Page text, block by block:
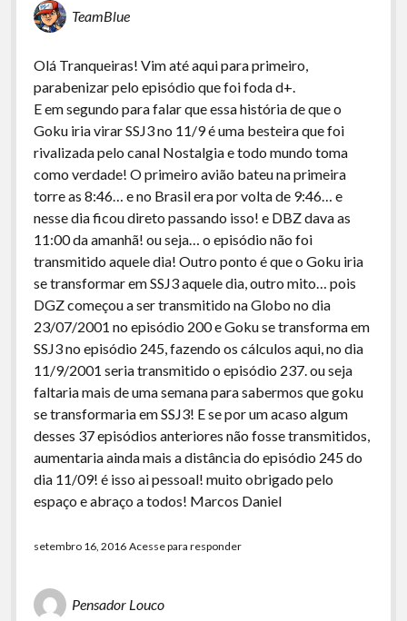
TeamBlue
Olá Tranqueiras! Vim até aqui para primeiro,
parabenizar pelo episódio que foi foda d+.
E em segundo para falar que essa história de que o
Goku iria virar SSJ3 no 11/9 é uma besteira que foi
rivalizada pelo canal Nostalgia e todo mundo toma
como verdade! O primeiro avião bateu na primeira
torre as 8:46… e no Brasil era por volta de 9:46… e
nesse dia ficou direto passando isso! e DBZ dava as
11:00 da amanhã! ou seja… o episódio não foi
transmitido aquele dia! Outro ponto é que o Goku iria
se transformar em SSJ3 aquele dia, outro mito… pois
DGZ começou a ser transmitido na Globo no dia
23/07/2001 no episódio 200 e Goku se transforma em
SSJ3 no episódio 245, fazendo os cálculos aqui, no dia
11/9/2001 seria transmitido o episódio 237. ou seja
faltaria mais de uma semana para sabermos que goku
se transformaria em SSJ3! E se por um acaso algum
desses 37 episódios anteriores não fosse transmitidos,
aumentaria ainda mais a distância do episódio 245 do
dia 11/09! é isso ai pessoal! muito obrigado pelo
espaço e abraço a todos! Marcos Daniel
setembro 16, 2016 Acesse para responder
Pensador Louco